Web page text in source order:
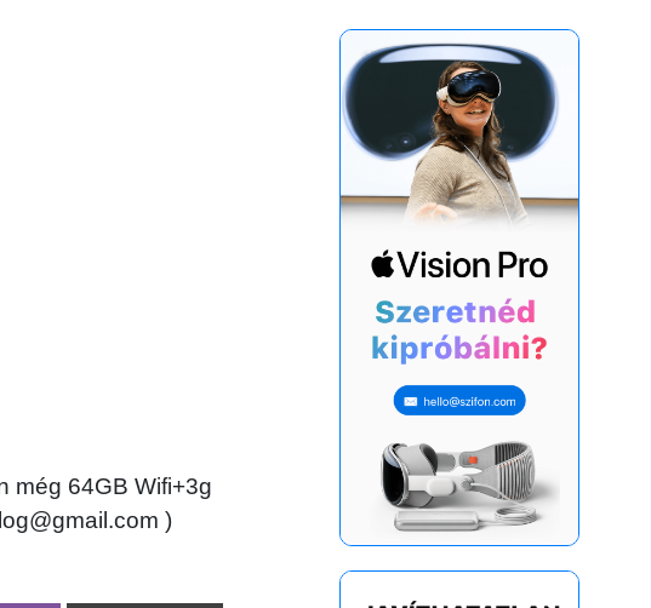
még 64GB Wifi+3g
)